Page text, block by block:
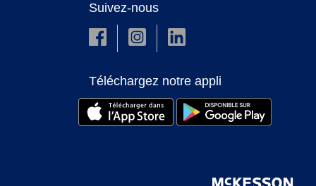
Suivez-nous
Téléchargez notre appli